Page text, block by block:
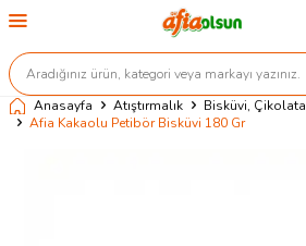
Anasayfa Atıştırmalık Bisküvi, Çikolata
Afia Kakaolu Petibör Bisküvi 180 Gr